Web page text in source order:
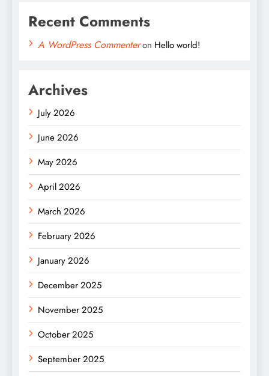
Recent Comments
A WordPress Commenteron Hello world!
Archives
July 2026
June 2026
May 2026
April 2026
March 2026
February 2026
January 2026
December 2025
November 2025
October 2025
September 2025